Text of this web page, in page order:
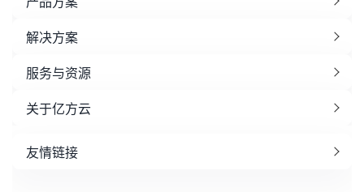
解决方案
服务与资源
关于亿方云
友情链接